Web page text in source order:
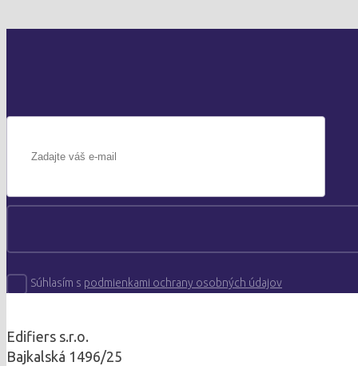
Súhlasím s podmienkami ochrany osobných údajov
Edifiers s.r.o.
Bajkalská 1496/25